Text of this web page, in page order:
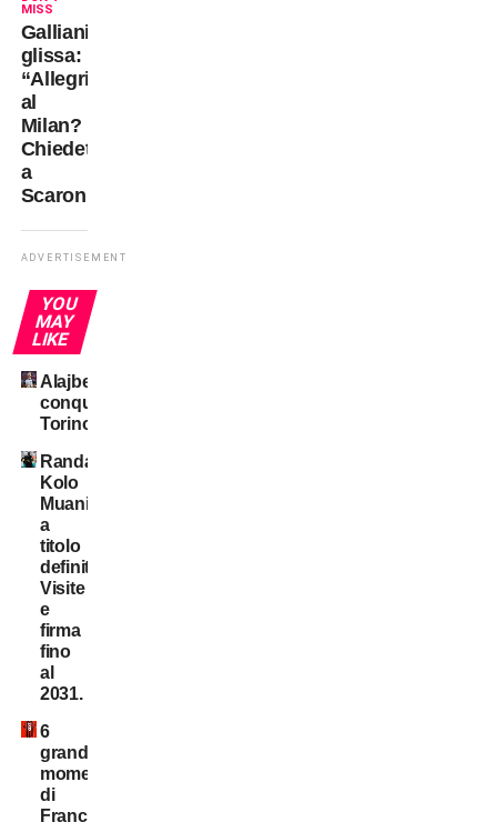
MISS
Galliani
glissa:
“Allegri
al
Milan?
Chiedete
a
Scaroni…”
ADVERTISEMENT
YOU
MAY
LIKE
Alajbegovic
conquista
Torino
Randal
Kolo
Muani:
a
titolo
definitivo!
Visite
e
firma
fino
al
2031.
6
grandi
momenti
di
Franco